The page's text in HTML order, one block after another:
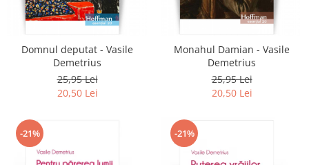
Domnul deputat - Vasile
Demetrius
25,95 Lei
20,50 Lei
Monahul Damian - Vasile
Demetrius
25,95 Lei
20,50 Lei
-21% -21%